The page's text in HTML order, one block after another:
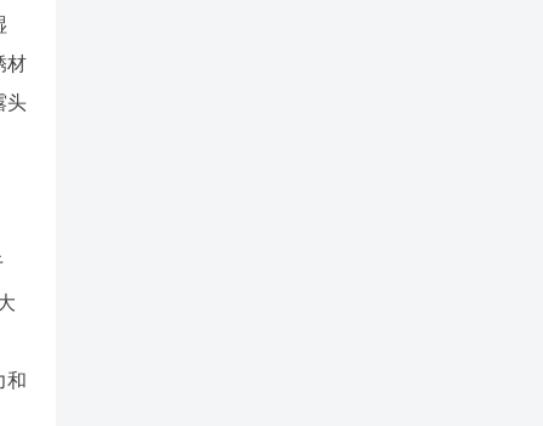
材
头
和